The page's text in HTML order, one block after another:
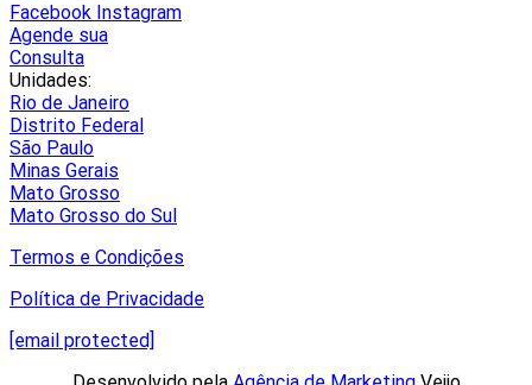
Facebook Instagram
Agende sua
Consulta
Unidades:
Rio de Janeiro
Distrito Federal
São Paulo
Minas Gerais
Mato Grosso
Mato Grosso do Sul
Termos e Condições
Política de Privacidade
[email protected]